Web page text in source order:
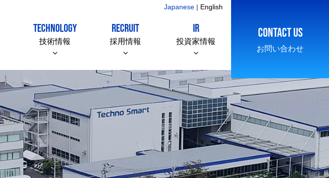
Japanese | English
TECHNOLOGY
技術情報
RECRUIT
採用情報
IR
投資家情報
CONTACT US
お問い合わせ